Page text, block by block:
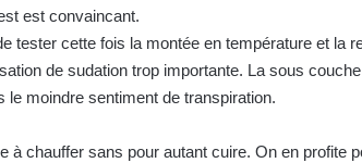
est convaincant.
tester cette fois la montée en température et la
de sudation trop importante. La sous
le moindre sentiment de transpiration.
à chauffer sans pour autant cuire. On en profite